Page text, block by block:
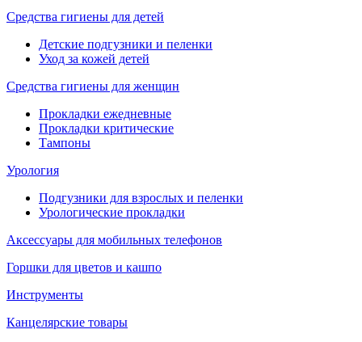
Средства гигиены для детей
Детские подгузники и пеленки
Уход за кожей детей
Средства гигиены для женщин
Прокладки ежедневные
Прокладки критические
Тампоны
Урология
Подгузники для взрослых и пеленки
Урологические прокладки
Аксессуары для мобильных телефонов
Горшки для цветов и кашпо
Инструменты
Канцелярские товары